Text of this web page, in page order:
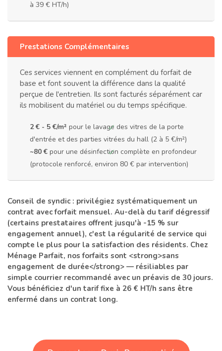
à 39 € HT/h)
Prestations Complémentaires
Ces services viennent en complément du forfait de
base et font souvent la différence dans la qualité
perçue de l'entretien. Ils sont facturés séparément car
ils mobilisent du matériel ou du temps spécifique.
2 € - 5 €/m² pour le lavage des vitres de la porte
d'entrée et des parties vitrées du hall (2 à 5 €/m²)
~80 € pour une désinfection complète en profondeur
(protocole renforcé, environ 80 € par intervention)
Conseil de syndic : privilégiez systématiquement un
contrat avec forfait mensuel. Au-delà du tarif dégressif
(certains prestataires offrent jusqu'à -15 % sur
engagement annuel), c'est la régularité de service qui
compte le plus pour la satisfaction des résidents. Chez
Ménage Parfait, nos forfaits sont <strong>sans
engagement de durée</strong> — résiliables par
simple courrier recommandé avec un préavis de 30 jours.
Vous bénéficiez d'un tarif fixe à 26 € HT/h sans être
enfermé dans un contrat long.